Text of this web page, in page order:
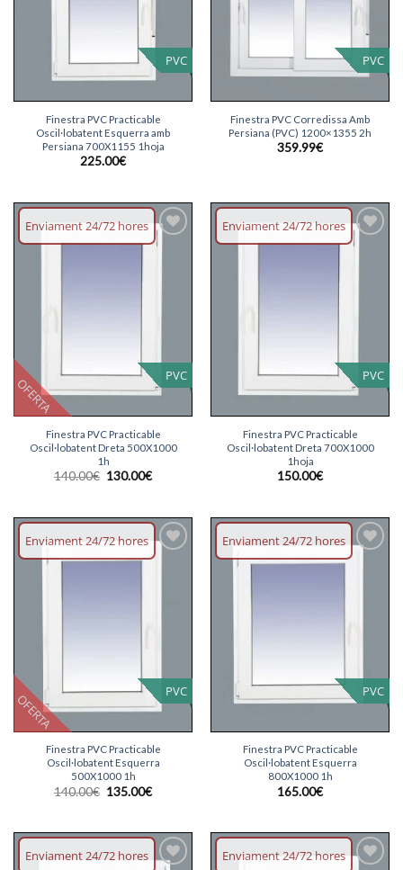
PVC
Finestra PVC Practicable
Oscil·lobatent Esquerra amb
Persiana 700X1155 1hoja
225.00€
PVC
Finestra PVC Corredissa Amb
Persiana (PVC) 1200×1355 2h
359.99€
OFERTA
Enviament 24/72 hores
PVC
Afegeix
Finestra PVC Practicable
Oscil·lobatent Dreta 500X1000
1h
140.00€ El
140.00€.
130.00€El
130.00€.
Enviament 24/72 hores
PVC
Afegeix
Finestra PVC Practicable
Oscil·lobatent Dreta 700X1000
1hoja
150.00€
OFERTA
Enviament 24/72 hores
PVC
Afegeix
Finestra PVC Practicable
Oscil·lobatent Esquerra
500X1000 1h
140.00€ El
140.00€.
135.00€El
135.00€.
Enviament 24/72 hores
PVC
Afegeix
Finestra PVC Practicable
Oscil·lobatent Esquerra
800X1000 1h
165.00€
Enviament 24/72 hores Enviament 24/72 hores